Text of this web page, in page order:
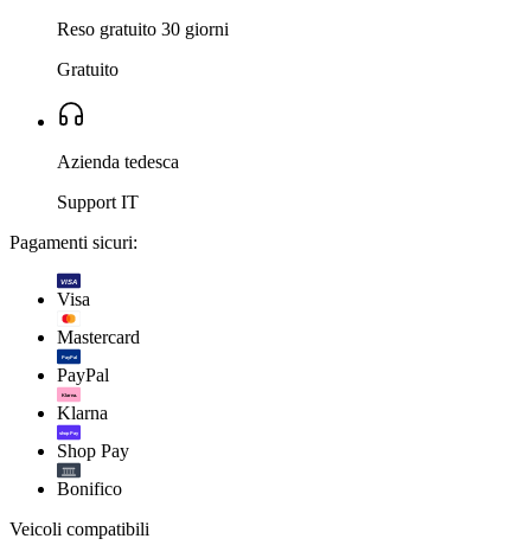
Reso gratuito 30 giorni
Gratuito
Azienda tedesca
Support IT
Pagamenti sicuri:
VISA
Visa
Mastercard
PayPal
PayPal
Klarna.
Klarna
shop Pay
Shop Pay
Bonifico
Veicoli compatibili